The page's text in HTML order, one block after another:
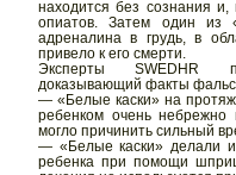
находится без сознания и,
опиатов. Затем один из
адреналина в грудь, в
привело к его смерти.
Эксперты SWEDHR
доказывающий факты
— «Белые каски» на
ребенком очень
могло причинить сильный
— «Белые каски» делали
ребенка при помощи